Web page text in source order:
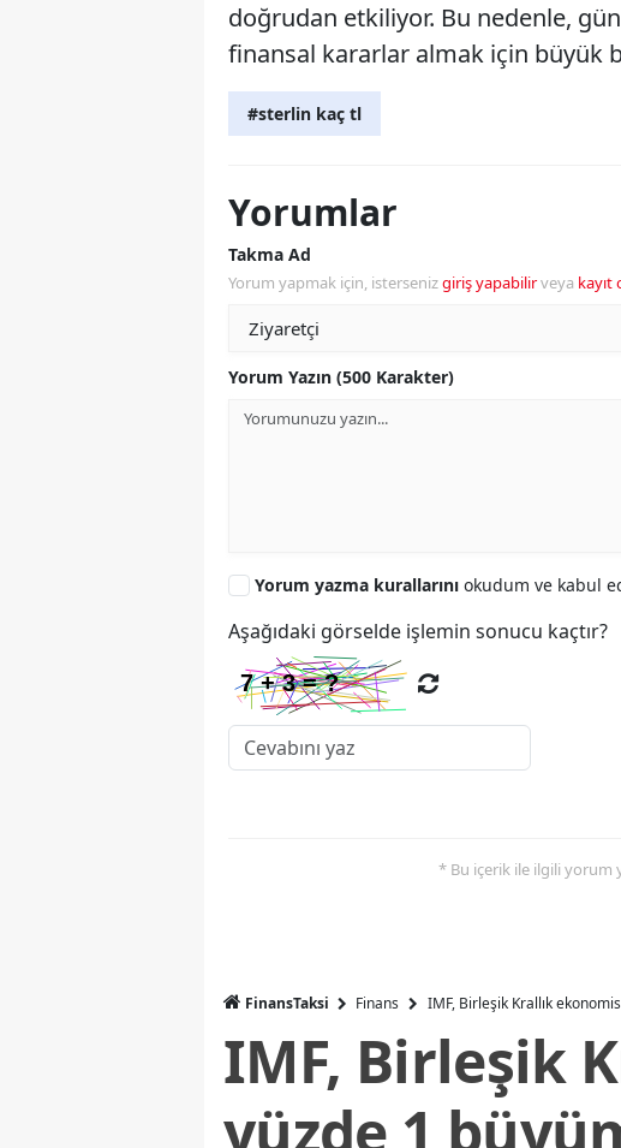
doğrudan etkiliyor. Bu nedenle,
finansal kararlar almak için büyük
#sterlin kaç tl
Yorumlar
Takma Ad
Yorum yapmak için, istersenizgiriş yapabilirveya kayıt
Yorum Yazın (500 Karakter)
Yorum yazma kurallarını okudum ve kabul
Aşağıdaki görselde işlemin sonucu kaçtır?
* Bu içerik ile ilgili yorum
FinansTaksi Finans IMF, Birleşik Krallık
IMF, Birleşik
yüzde 1